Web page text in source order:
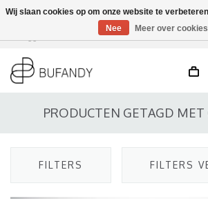
DE / EN
PRODUCTEN GETAGD MET
FILTERS FILTERS
Wij slaan cookies op om onze website te
Nee
Meer over